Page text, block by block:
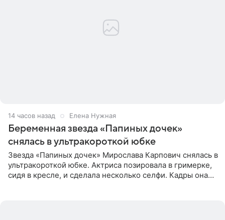
14 часов назад Елена Нужная
Беременная звезда «Папиных дочек»
снялась в ультракороткой юбке
Звезда «Папиных дочек» Мирослава Карпович снялась в
ультракороткой юбке. Актриса позировала в гримерке,
сидя в кресле, и сделала несколько селфи. Кадры она